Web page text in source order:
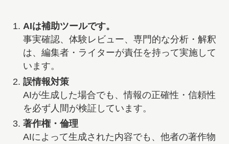
AIは補助ツールです。
事実確認、体験レビュー、専門的な分析・解釈
は、編集者・ライターが責任を持って実施して
います。
誤情報対策
AIが生成した場合でも、情報の正確性・信頼性
を必ず人間が検証しています。
著作権・倫理
AIによって生成された内容でも、他者の著作物